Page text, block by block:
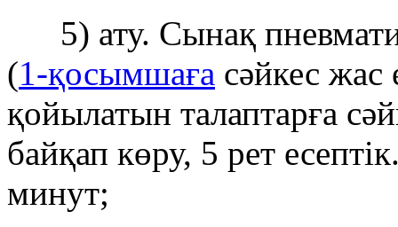
5) ату. Сынақ
(1-қосымшаға сәйкес жас
қойылатын талаптарға
байқап көру, 5 рет
минут;